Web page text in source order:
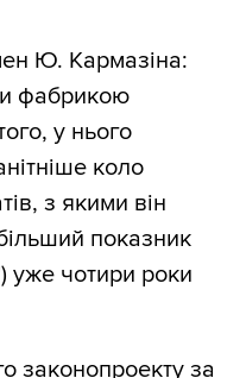
Ю. Кармазіна:
фабрикою
у нього
коло
з якими він
показник
уже чотири роки
законопроекту за